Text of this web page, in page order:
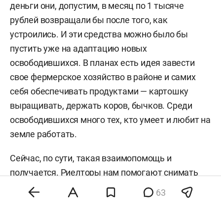
деньги они, допустим, в месяц по 1 тысяче
рублей возвращали бы после того, как
уcтроились. И эти средства можно было бы
пустить уже на адаптацию новых
освободившихся. В планах есть идея завести
свое фермерское хозяйство в районе и самих
себя обеспечивать продуктами — картошку
выращивать, держать коров, бычков. Среди
освободившихся много тех, кто умеет и любит на
земле работать.
Сейчас, по сути, такая взаимопомощь и
получается. Риелторы нам помогают снимать
квартиры, не взимая с нас комиссионные,
только оплату квартиры. Мы печатали буклеты,
63